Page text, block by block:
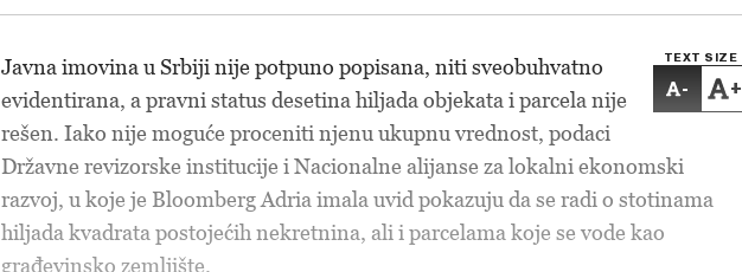
TEXT SIZE
- +
Javna imovina u Srbiji nije potpuno popisana, niti sveobuhvatno
evidentirana, a pravni status desetina hiljada objekata i parcela nije
rešen. Iako nije moguće proceniti njenu ukupnu vrednost, podaci
Državne revizorske institucije i Nacionalne alijanse za lokalni ekonomski
razvoj, u koje je Bloomberg Adria imala uvid pokazuju da se radi o stotinama
hiljada kvadrata postojećih nekretnina, ali i parcelama koje se vode kao
građevinsko zemljište.